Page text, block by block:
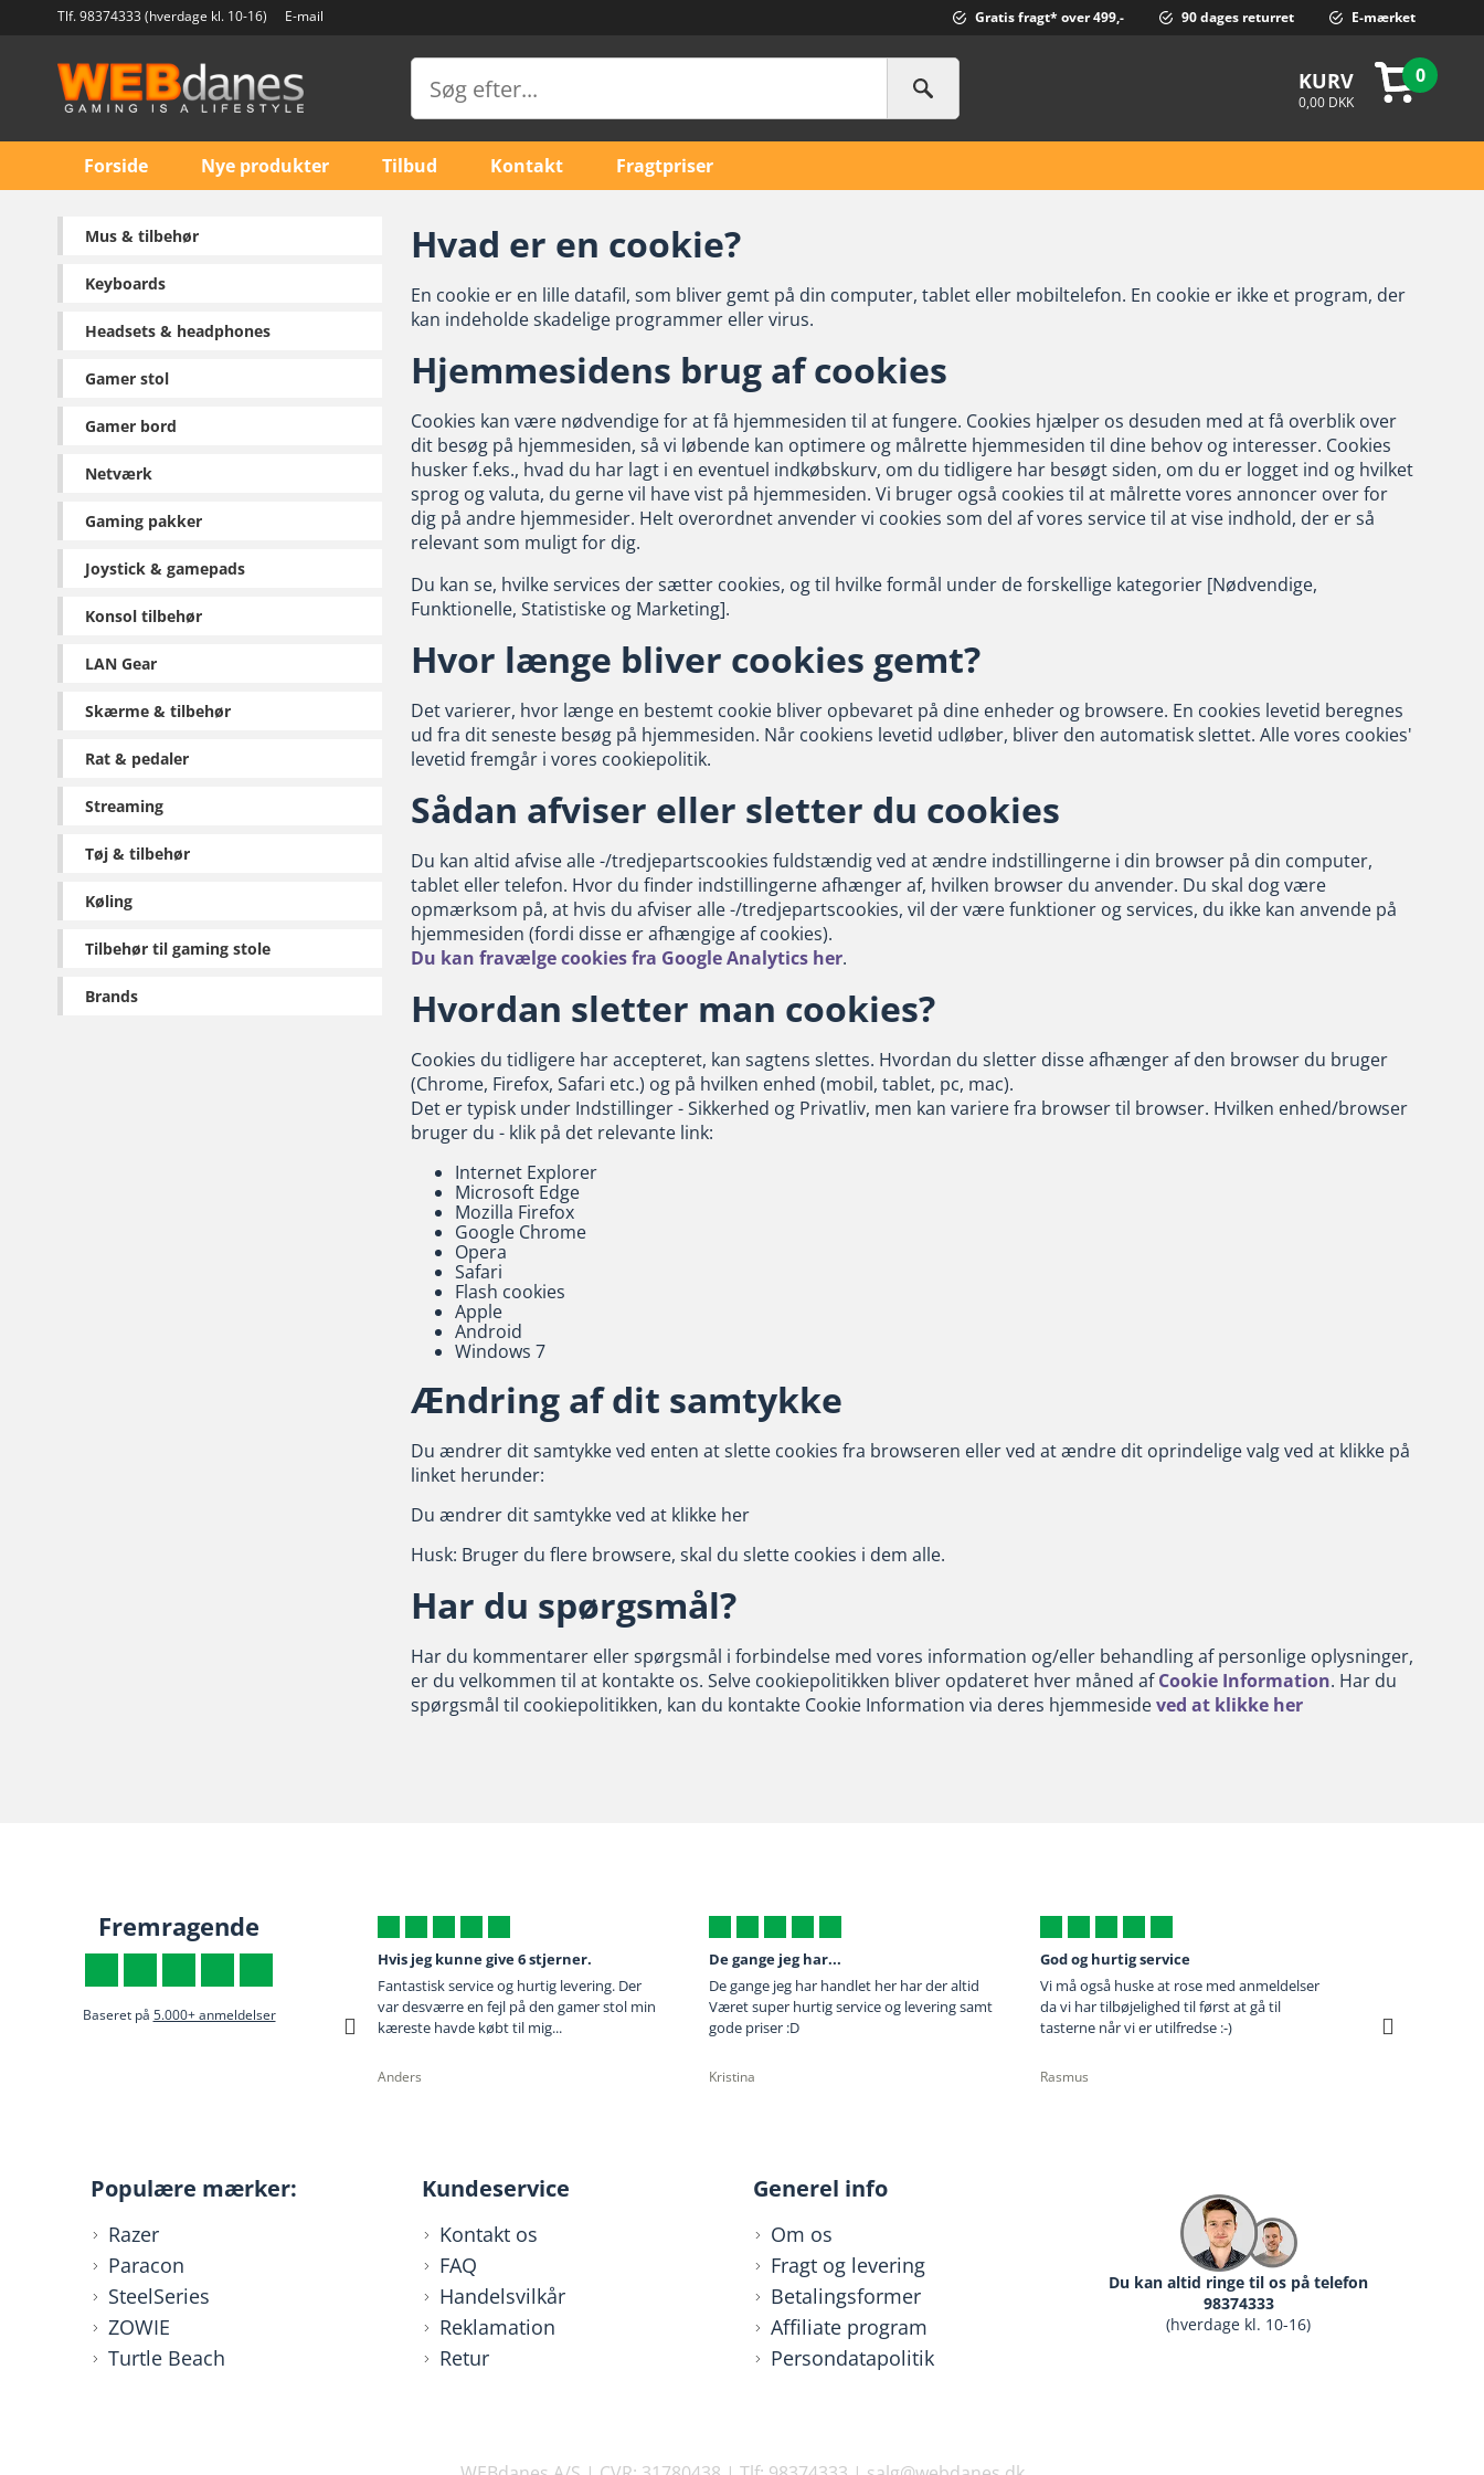
Tlf. 98374333 (hverdage kl. 10-16) E-mail Gratis fragt* over 499,- 90 dages returret E-mærket
KURV
0,00 DKK
0
Forside Nye produkter Tilbud Kontakt Fragtpriser
Hvad er en cookie?
En cookie er en lille datafil, som bliver gemt på din computer, tablet eller mobiltelefon. En cookie er ikke et program, der
kan indeholde skadelige programmer eller virus.
Hjemmesidens brug af cookies
Cookies kan være nødvendige for at få hjemmesiden til at fungere. Cookies hjælper os desuden med at få overblik over
dit besøg på hjemmesiden, så vi løbende kan optimere og målrette hjemmesiden til dine behov og interesser. Cookies
husker f.eks., hvad du har lagt i en eventuel indkøbskurv, om du tidligere har besøgt siden, om du er logget ind og hvilket
sprog og valuta, du gerne vil have vist på hjemmesiden. Vi bruger også cookies til at målrette vores annoncer over for
dig på andre hjemmesider. Helt overordnet anvender vi cookies som del af vores service til at vise indhold, der er så
relevant som muligt for dig.
Du kan se, hvilke services der sætter cookies, og til hvilke formål under de forskellige kategorier [Nødvendige,
Funktionelle, Statistiske og Marketing].
Hvor længe bliver cookies gemt?
Det varierer, hvor længe en bestemt cookie bliver opbevaret på dine enheder og browsere. En cookies levetid beregnes
ud fra dit seneste besøg på hjemmesiden. Når cookiens levetid udløber, bliver den automatisk slettet. Alle vores cookies'
levetid fremgår i vores cookiepolitik.
Sådan afviser eller sletter du cookies
Du kan altid afvise alle -/tredjepartscookies fuldstændig ved at ændre indstillingerne i din browser på din computer,
tablet eller telefon. Hvor du finder indstillingerne afhænger af, hvilken browser du anvender. Du skal dog være
opmærksom på, at hvis du afviser alle -/tredjepartscookies, vil der være funktioner og services, du ikke kan anvende på
hjemmesiden (fordi disse er afhængige af cookies).
Du kan fravælge cookies fra Google Analytics her.
Hvordan sletter man cookies?
Cookies du tidligere har accepteret, kan sagtens slettes. Hvordan du sletter disse afhænger af den browser du bruger
(Chrome, Firefox, Safari etc.) og på hvilken enhed (mobil, tablet, pc, mac).
Det er typisk under Indstillinger - Sikkerhed og Privatliv, men kan variere fra browser til browser. Hvilken enhed/browser
bruger du - klik på det relevante link:
Internet Explorer
Microsoft Edge
Mozilla Firefox
Google Chrome
Opera
Safari
Flash cookies
Apple
Android
Windows 7
Ændring af dit samtykke
Du ændrer dit samtykke ved enten at slette cookies fra browseren eller ved at ændre dit oprindelige valg ved at klikke på
linket herunder:
Du ændrer dit samtykke ved at klikke her
Husk: Bruger du flere browsere, skal du slette cookies i dem alle.
Har du spørgsmål?
Har du kommentarer eller spørgsmål i forbindelse med vores information og/eller behandling af personlige oplysninger,
er du velkommen til at kontakte os. Selve cookiepolitikken bliver opdateret hver måned afCookie Information. Har du
spørgsmål til cookiepolitikken, kan du kontakte Cookie Information via deres hjemmesideved at klikke her
Mus & tilbehør
Keyboards
Headsets & headphones
Gamer stol
Gamer bord
Netværk
Gaming pakker
Joystick & gamepads
Konsol tilbehør
LAN Gear
Skærme & tilbehør
Rat & pedaler
Streaming
Tøj & tilbehør
Køling
Tilbehør til gaming stole
Brands
Fremragende
Baseret på 5.000+ anmeldelser
Varen kom som aftalt ...
Varen kom som aftalt ... hurtigt og nemt
Hvis jeg kunne give 6 stjerner.
Fantastisk service og hurtig levering. Der
var desværre en fejl på den gamer stol min
kæreste havde købt til mig...
Anders
De gange jeg har...
De gange jeg har handlet her har der altid
Været super hurtig service og levering samt
gode priser :D
Kristina
God og hurtig service
Vi må også huske at rose med anmeldelser
da vi har tilbøjelighed til først at gå til
tasterne når vi er utilfredse :-)
Rasmus
Populære mærker:
Razer
Paracon
SteelSeries
ZOWIE
Turtle Beach
Kundeservice
Kontakt os
FAQ
Handelsvilkår
Reklamation
Retur
Generel info
Om os
Fragt og levering
Betalingsformer
Affiliate program
Persondatapolitik
Du kan altid ringe til os på telefon
98374333
(hverdage kl. 10-16)